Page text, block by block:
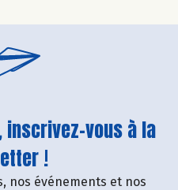
inscrivez-vous à la
!
nos événements et nos